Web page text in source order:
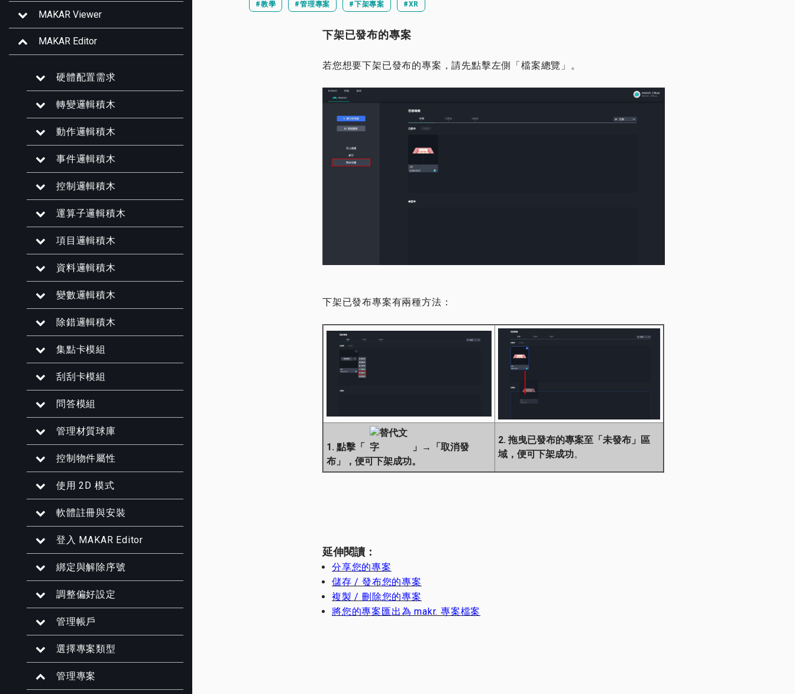
MAKAR Viewer
MAKAR Editor
硬體配置需求
轉變邏輯積木
動作邏輯積木
事件邏輯積木
控制邏輯積木
運算子邏輯積木
項目邏輯積木
資料邏輯積木
變數邏輯積木
除錯邏輯積木
集點卡模組
刮刮卡模組
問答模組
管理材質球庫
控制物件屬性
使用 2D 模式
軟體註冊與安裝
登入 MAKAR Editor
綁定與解除序號
調整偏好設定
管理帳戶
選擇專案類型
管理專案
#教學 #管理專案 #下架專案 #XR
下架已發布的專案
若您想要下架已發布的專案，請先點擊左側「檔案總覽」。
下架已發布專案有兩種方法：
1. 點擊「
」→「取消發
布」，便可下架成功。
2. 拖曳已發布的專案至「未發布」區
域，便可下架成功。
延伸閱讀：
分享您的專案
儲存 / 發布您的專案
複製 / 刪除您的專案
將您的專案匯出為 makr. 專案檔案